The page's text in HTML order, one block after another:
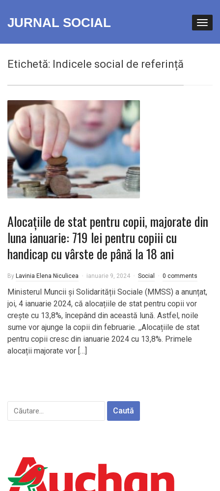
JURNAL SOCIAL
Etichetă: Indicele social de referință
Alocațiile de stat pentru copii, majorate din
luna ianuarie: 719 lei pentru copiii cu
handicap cu vârste de până la 18 ani
By Lavinia Elena Niculicea ianuarie 9, 2024 Social 0 comments
Ministerul Muncii și Solidarității Sociale (MMSS) a anunțat,
joi, 4 ianuarie 2024, că alocațiile de stat pentru copii vor
crește cu 13,8%, începând din această lună. Astfel, noile
sume vor ajunge la copii din februarie. ,,Alocațiile de stat
pentru copii cresc din ianuarie 2024 cu 13,8%. Primele
alocații majorate vor […]
Caută
după: